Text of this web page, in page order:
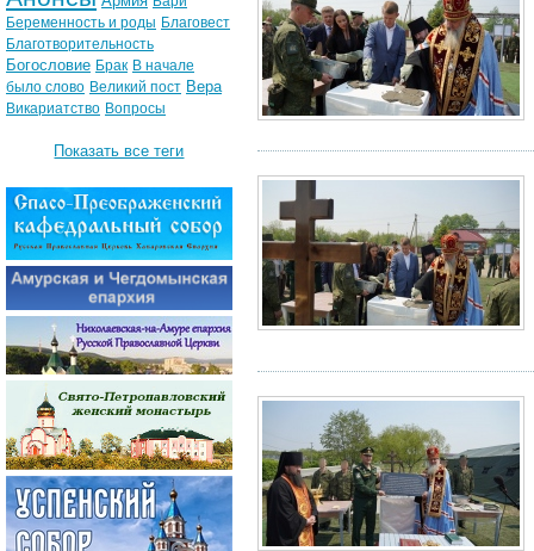
Беременность и роды Благовест
Благотворительность
Богословие Брак В начале
было слово Великий пост Вера
Викариатство Вопросы
Показать все теги